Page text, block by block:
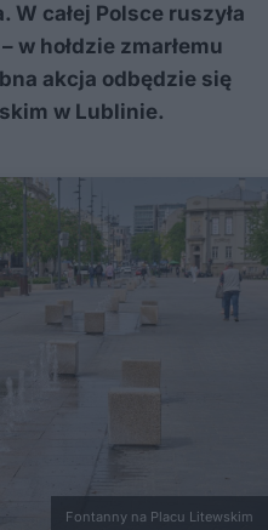
W całej Polsce ruszyła
w hołdzie zmarłemu
akcja odbędzie się
w Lublinie.
Fontanny na Placu Litewskim